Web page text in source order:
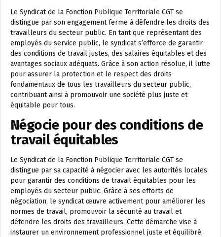
Le Syndicat de la Fonction Publique Territoriale CGT se
distingue par son engagement ferme à défendre les droits des
travailleurs du secteur public. En tant que représentant des
employés du service public, le syndicat s’efforce de garantir
des conditions de travail justes, des salaires équitables et des
avantages sociaux adéquats. Grâce à son action résolue, il lutte
pour assurer la protection et le respect des droits
fondamentaux de tous les travailleurs du secteur public,
contribuant ainsi à promouvoir une société plus juste et
équitable pour tous.
Négocie pour des conditions de
travail équitables
Le Syndicat de la Fonction Publique Territoriale CGT se
distingue par sa capacité à négocier avec les autorités locales
pour garantir des conditions de travail équitables pour les
employés du secteur public. Grâce à ses efforts de
négociation, le syndicat œuvre activement pour améliorer les
normes de travail, promouvoir la sécurité au travail et
défendre les droits des travailleurs. Cette démarche vise à
instaurer un environnement professionnel juste et équilibré,